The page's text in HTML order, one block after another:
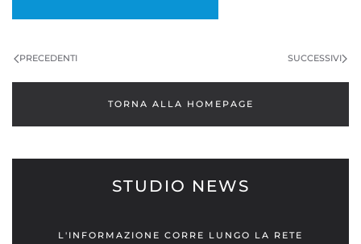
PRECEDENTI SUCCESSIVI
TORNA ALLA HOMEPAGE
STUDIO NEWS
L'INFORMAZIONE CORRE LUNGO LA RETE